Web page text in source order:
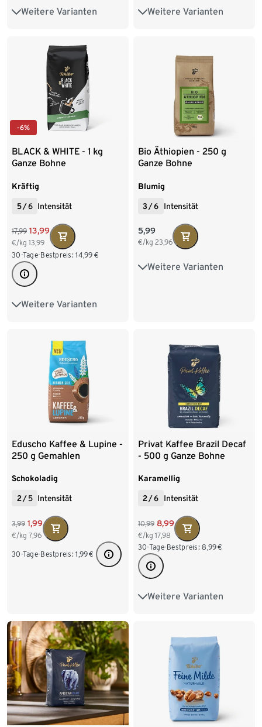
Weitere Varianten
500 g Ganze Bohne
6 x 500 g Ganze Bohne
8 x 1 kg Ganze Bohne
500 g Gemahlen
9 x 500 g Gemahlen
Weitere Varianten
6 x 500 g Ganze Bohne
9 x 500 g Gemahlen
-6%
BLACK & WHITE - 1 kg
Ganze Bohne
Kräftig
5 /6 Intensität
17,99 13,99
€/kg 13,99
30-Tage-Bestpreis: 14,99 €
Weitere Varianten
6 x 1 kg Ganze Bohne
1 kg Gemahlen
4 x 1 kg Gemahlen
9 x 500 g Gemahlen
Bio Äthiopien - 250 g
Ganze Bohne
Blumig
3 /6 Intensität
5,99
€/kg 23,96
Weitere Varianten
2 x 250 g Ganze Bohne
2 x 250 g Gemahlen
10 x 250 g Gemahlen
Eduscho Kaffee & Lupine -
250 g Gemahlen
Schokoladig
2/ 5 Intensität
3,99 1,99
€/kg 7,96
30-Tage-Bestpreis: 1,99€
Privat Kaffee Brazil Decaf
- 500 g Ganze Bohne
Karamellig
2/6 Intensität
10,99 8,99
€/kg 17,98
30-Tage-Bestpreis: 8,99€
Weitere Varianten
6 x 500 g Ganze Bohne